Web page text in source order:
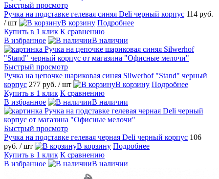
Быстрый просмотр
Ручка на подставке гелевая синяя Deli черный корпус 114 руб.
/ шт
В корзину Подробнее
Купить в 1 клик К сравнению
В избранное
В наличии
Быстрый просмотр
Ручка на цепочке шариковая синяя Silwerhof "Stand" черный
корпус 277 руб. / шт В корзину Подробнее
Купить в 1 клик К сравнению
В избранное
В наличии
Быстрый просмотр
Ручка на подставке гелевая черная Deli черный корпус 106
руб. / шт В корзину Подробнее
Купить в 1 клик К сравнению
В избранное
В наличии